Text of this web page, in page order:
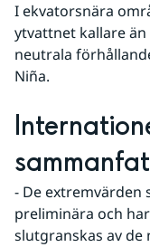
I ekvatorsnära
ytvattnet kallare
neutrala
Niña.
- De extremvärden
preliminära och
slutgranskas av